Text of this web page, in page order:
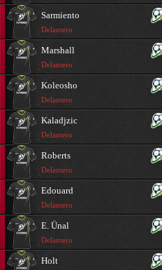
Sarmiento
Delantero
Marshall
Delantero
Koleosho
Delantero
Kaladjzic
Delantero
Roberts
Delantero
Edouard
Delantero
E. Ünal
Delantero
Holt